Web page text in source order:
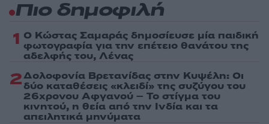
Πιο δημοφιλή
1 Ο Κώστας Σαμαράς δημοσίευσε μία παιδική
φωτογραφία για την επέτειο θανάτου της
αδελφής του, Λένας
2Δολοφονία Βρετανίδας στην Κυψέλη: Οι
δύο καταθέσεις «κλειδί» της συζύγου του
26χρονου Αφγανού – Το στίγμα του
κινητού, η θεία από την Ινδία και τα
απειλητικά μηνύματα